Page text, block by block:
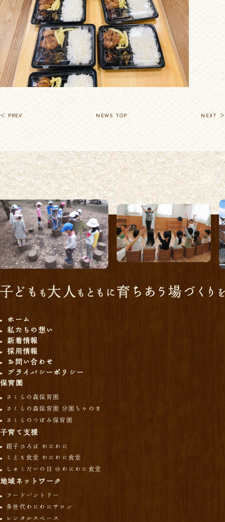
＜ PREV NEWS TOP NEXT ＞
ホーム
私たちの想い
新着情報
採用情報
お問い合わせ
プライバシーポリシー
保育園
さくらの森保育園
さくらの森保育園 分園ちゃのま
さくらのつぼみ保育園
子育て支援
親子ひろば わにわに
こども食堂 わにわに食堂
しゅくだいの日 ＠わにわに食堂
地域ネットワーク
フードパントリー
多世代わにわにサロン
レンタルスペース